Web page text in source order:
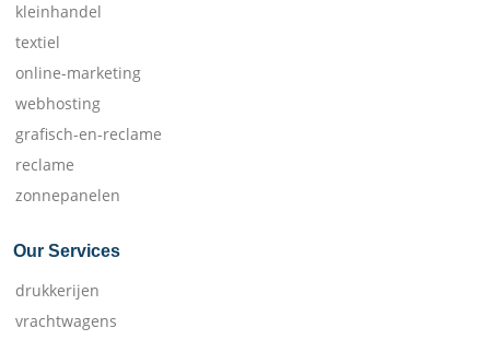
kleinhandel
textiel
online-marketing
webhosting
grafisch-en-reclame
reclame
zonnepanelen
Our Services
drukkerijen
vrachtwagens